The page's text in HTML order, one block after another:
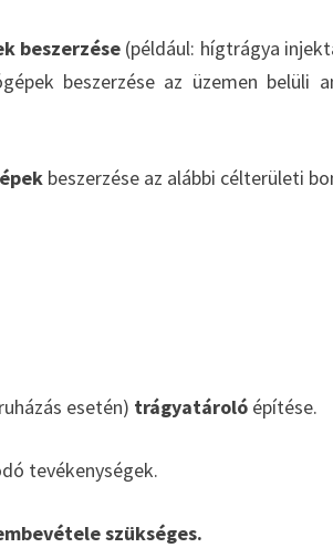
beszerzése (például: hígtrágya
beszerzése az üzemen belüli
beszerzése az alábbi célterületi
esetén) trágyatároló építése.
tevékenységek.
szükséges.